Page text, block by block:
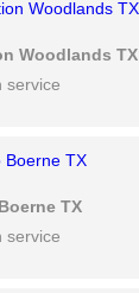
Woodlands TX
service
TX
service